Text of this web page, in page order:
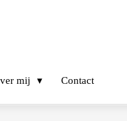
mij Contact